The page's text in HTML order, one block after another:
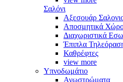
Σαλόνι
Αξεσουάρ
Αποσμητικά
Διαχωριστικά
Έπιπλα
Καθρέφτες
view more
Υπνοδωμάτιο
Ανωστρώματα